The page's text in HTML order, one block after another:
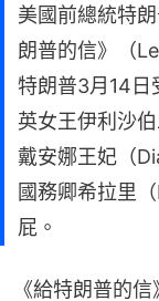
美國前總統特
朗普的信》（
特朗普3月14日
英女王伊利沙
戴安娜王妃（
國務卿希拉里
屁。
《給特朗普的